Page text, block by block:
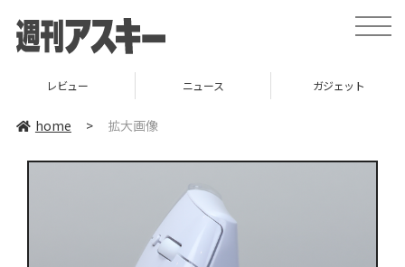
toggle
レビュー ニュース ガジェット
home > 拡大画像